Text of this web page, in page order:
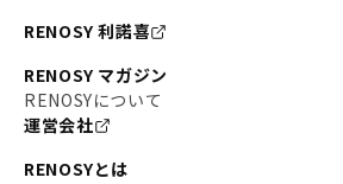
RENOSY 利諾喜
RENOSY マガジン
RENOSYについて
運営会社
RENOSYとは